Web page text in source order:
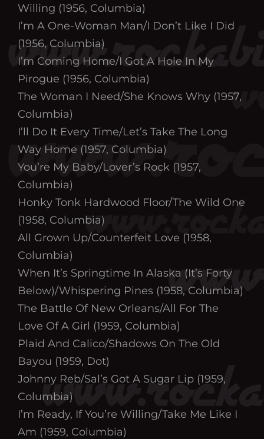
Willing (1956, Columbia)
I’m A One-Woman Man/I Don’t Like I Did
(1956, Columbia)
I’m Coming Home/I Got A Hole In My
Pirogue (1956, Columbia)
The Woman I Need/She Knows Why (1957,
Columbia)
I’ll Do It Every Time/Let’s Take The Long
Way Home (1957, Columbia)
You’re My Baby/Lover’s Rock (1957,
Columbia)
Honky Tonk Hardwood Floor/The Wild One
(1958, Columbia)
All Grown Up/Counterfeit Love (1958,
Columbia)
When It’s Springtime In Alaska (It’s Forty
Below)/Whispering Pines (1958, Columbia)
The Battle Of New Orleans/All For The
Love Of A Girl (1959, Columbia)
Plaid And Calico/Shadows On The Old
Bayou (1959, Dot)
Johnny Reb/Sal’s Got A Sugar Lip (1959,
Columbia)
I’m Ready, If You’re Willing/Take Me Like I
Am (1959, Columbia)